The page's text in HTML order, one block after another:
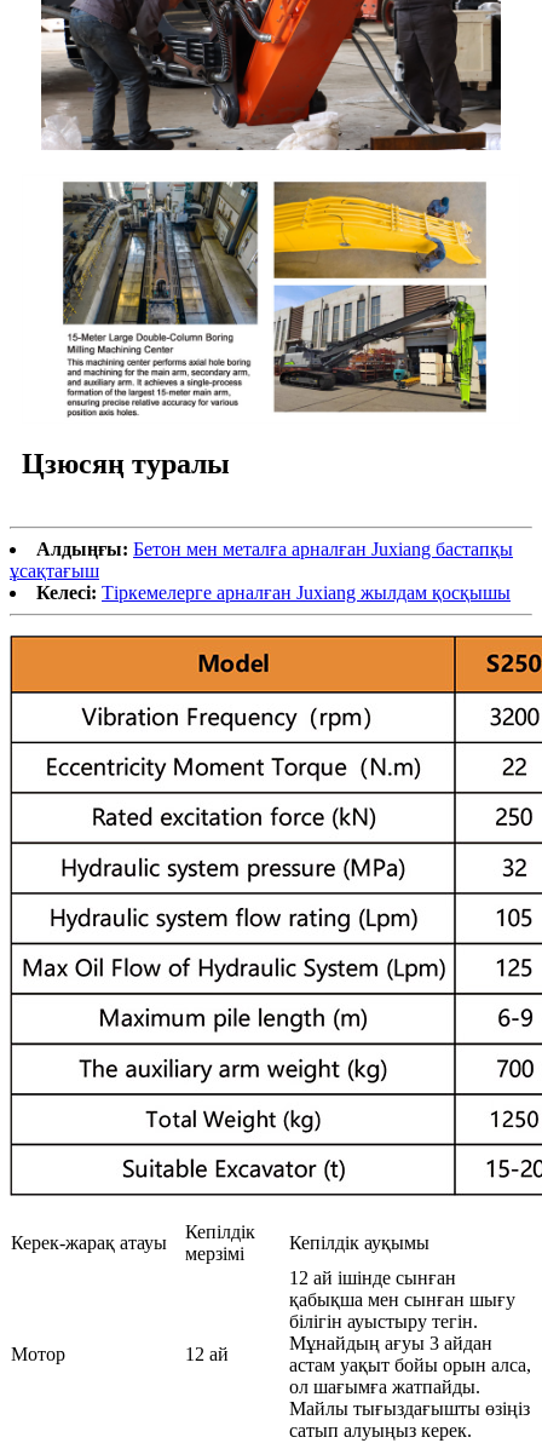
Цзюсяң туралы
Алдыңғы: Бетон мен металға арналған Juxiang бастапқы
ұсақтағыш
Келесі: Тіркемелерге арналған Juxiang жылдам қосқышы
Керек-жарақ атауы
Кепілдік
мерзімі
Кепілдік ауқымы
Мотор 12 ай
12 ай ішінде сынған
қабықша мен сынған шығу
білігін ауыстыру тегін.
Мұнайдың ағуы 3 айдан
астам уақыт бойы орын алса,
ол шағымға жатпайды.
Майлы тығыздағышты өзіңіз
сатып алуыңыз керек.